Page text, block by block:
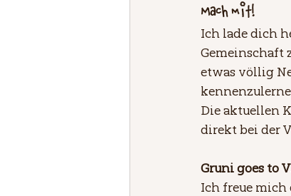
Mach mit!
Ich lade dich
Gemeinschaft
etwas völlig
Die aktuellen
direkt bei der
Gruni goes to
Ich freue mich